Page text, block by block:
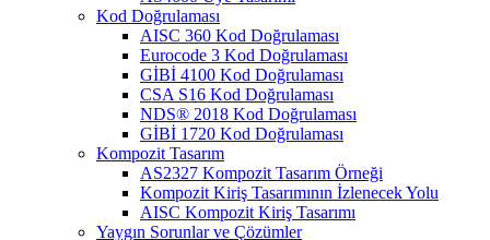
Kod Doğrulaması
AISC 360 Kod Doğrulaması
Eurocode 3 Kod Doğrulaması
GİBİ 4100 Kod Doğrulaması
CSA S16 Kod Doğrulaması
NDS® 2018 Kod Doğrulaması
GİBİ 1720 Kod Doğrulaması
Kompozit Tasarım
AS2327 Kompozit Tasarım Örneği
Kompozit Kiriş Tasarımının İzlenecek Yolu
AISC Kompozit Kiriş Tasarımı
Yaygın Sorunlar ve Çözümler